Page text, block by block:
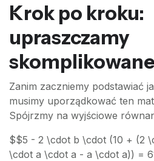
Krok po kroku:
upraszczamy
Zanim zaczniemy podstawiać
musimy uporządkować ten
Spójrzmy na wyjściowe
$$5 - 2 \cdot b \cdot (10 + (2
\cdot a \cdot a - a \cdot a)) =